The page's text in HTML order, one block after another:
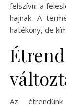
felszívni a
hajnak. A
hatékony, de
Az